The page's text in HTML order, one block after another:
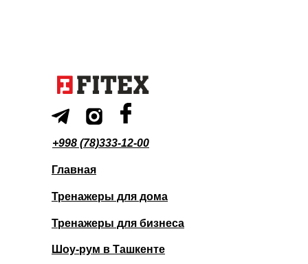
+998 (78)333-12-00
Главная
Тренажеры для дома
Тренажеры для бизнеса
Шоу-рум в Ташкенте